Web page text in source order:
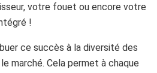
votre fouet ou encore votre
!
ce succès à la diversité des
marché. Cela permet à chaque